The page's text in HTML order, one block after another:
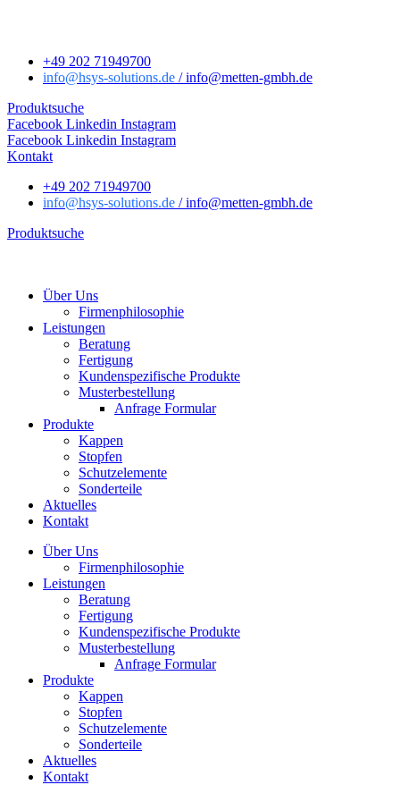
+49 202 71949700
info@hsys-solutions.de / info@metten-gmbh.de
Produktsuche
Facebook Linkedin Instagram
Facebook Linkedin Instagram
Kontakt
+49 202 71949700
info@hsys-solutions.de / info@metten-gmbh.de
Produktsuche
Über Uns
Firmenphilosophie
Leistungen
Beratung
Fertigung
Kundenspezifische Produkte
Musterbestellung
Anfrage Formular
Produkte
Kappen
Stopfen
Schutzelemente
Sonderteile
Aktuelles
Kontakt
Über Uns
Firmenphilosophie
Leistungen
Beratung
Fertigung
Kundenspezifische Produkte
Musterbestellung
Anfrage Formular
Produkte
Kappen
Stopfen
Schutzelemente
Sonderteile
Aktuelles
Kontakt